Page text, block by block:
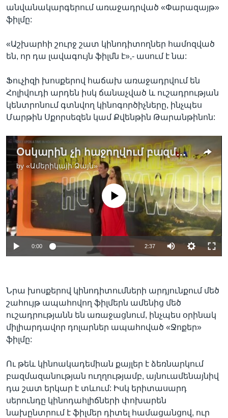
անվանակարգերում առաջադրված «Փարազայթ»
ֆիլմը:
«Աշխարհի շուրջ շատ կինոդիտողներ համոզված
են, որ դա լավագույն ֆիլմն է»,- ասում է նա:
Ֆուչիզի խոսքերով հաճախ առաջադրվում են
Հոլիվուդի արդեն իսկ ճանաչված և ուշադրության
կենտրոնում գտնվող կինոգործիչները, ինչպես
Մարթին Սքորսեզեն կամ Քվենթին Թարանթինոն:
Օսկարին չի հաջողվում բազմազանություն ապահովել՝ ինչը վանում է երիտասարդ սերնդին
by «Ամերիկայի Ձայն»
No media source currently available
0:00 2:37
Նրա խոսքերով կինոդիտումների արդյունքում մեծ
շահույթ ապահովող ֆիլմերն ամենից մեծ
ուշադրությանն են առաջացնում, ինչպես օրինակ
միլիարդավոր դոլարներ ապահոված «Ջոքեր»
ֆիլմը:
Ու թեև կինոակադեմիան քայլեր է ձեռնարկում
բազմազանության ուղղությամբ, այնուամենայնիվ
դա շատ երկար է տևում: Իսկ երիտասարդ
սերունդը կինոդահլիճների փոխարեն
նախընտրում է ֆիլմեր դիտել համացանցով, ուր